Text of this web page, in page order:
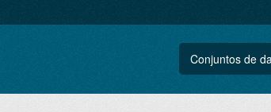
Conjuntos de